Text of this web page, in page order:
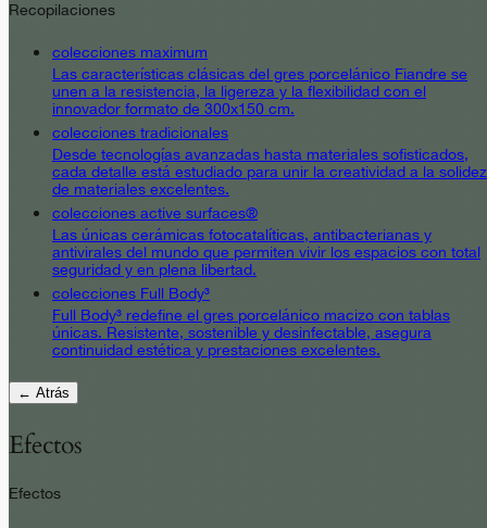
Recopilaciones
colecciones maximum
Las características clásicas del gres porcelánico Fiandre se
unen a la resistencia, la ligereza y la flexibilidad con el
innovador formato de 300x150 cm.
colecciones tradicionales
Desde tecnologías avanzadas hasta materiales sofisticados,
cada detalle está estudiado para unir la creatividad a la solidez
de materiales excelentes.
colecciones active surfaces®
Las únicas cerámicas fotocatalíticas, antibacterianas y
antivirales del mundo que permiten vivir los espacios con total
seguridad y en plena libertad.
colecciones Full Body³
Full Body³ redefine el gres porcelánico macizo con tablas
únicas. Resistente, sostenible y desinfectable, asegura
continuidad estética y prestaciones excelentes.
← Atrás
Efectos
Efectos